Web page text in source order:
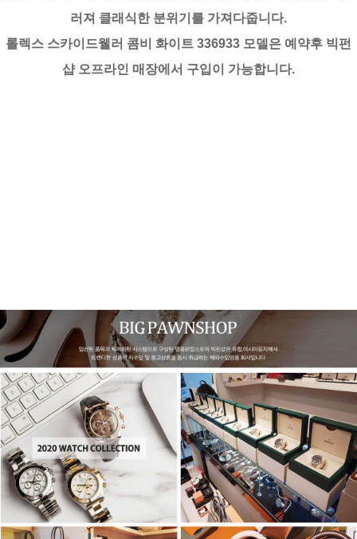
러져 클래식한 분위기를 가져다줍니다.
롤렉스 스카이드웰러 콤비 화이트 336933 모델은 예약후 빅펀
샵 오프라인 매장에서 구입이 가능합니다.